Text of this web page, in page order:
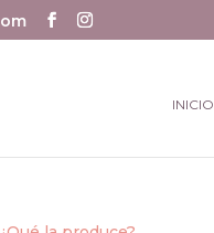
INICIO